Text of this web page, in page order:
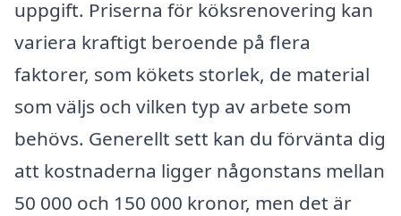
uppgift. Priserna för köksrenovering kan
variera kraftigt beroende på flera
faktorer, som kökets storlek, de material
som väljs och vilken typ av arbete som
behövs. Generellt sett kan du förvänta dig
att kostnaderna ligger någonstans mellan
50 000 och 150 000 kronor, men det är